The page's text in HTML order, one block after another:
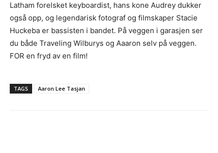
Latham forelsket keyboardist, hans kone Audrey dukker
også opp, og legendarisk fotograf og filmskaper Stacie
Huckeba er bassisten i bandet. På veggen i garasjen ser
du både Traveling Wilburys og Aaaron selv på veggen.
FOR en fryd av en film!
TAGS Aaron Lee Tasjan